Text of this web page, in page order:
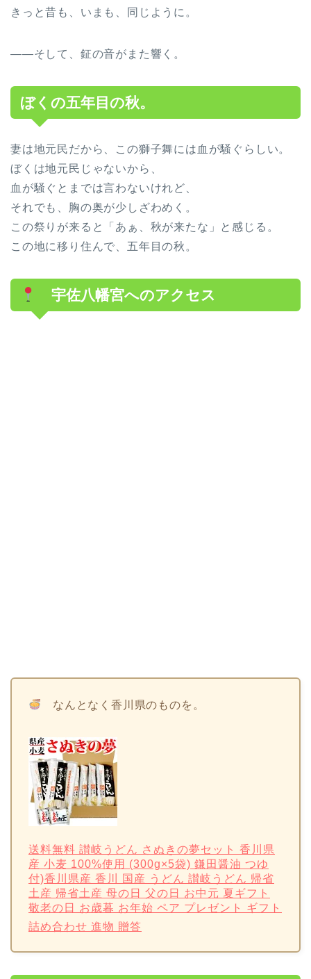
きっと昔も、いまも、同じように。
——そして、鉦の音がまた響く。
ぼくの五年目の秋。
妻は地元民だから、この獅子舞には血が騒ぐらしい。
ぼくは地元民じゃないから、
血が騒ぐとまでは言わないけれど、
それでも、胸の奥が少しざわめく。
この祭りが来ると「あぁ、秋が来たな」と感じる。
この地に移り住んで、五年目の秋。
宇佐八幡宮へのアクセス
なんとなく香川県のものを。
送料無料 讃岐うどん さぬきの夢セット 香川県
産 小麦 100%使用 (300g×5袋) 鎌田醤油 つゆ
付)香川県産 香川 国産 うどん 讃岐うどん 帰省
土産 帰省土産 母の日 父の日 お中元 夏ギフト
敬老の日 お歳暮 お年始 ペア プレゼント ギフト
詰め合わせ 進物 贈答